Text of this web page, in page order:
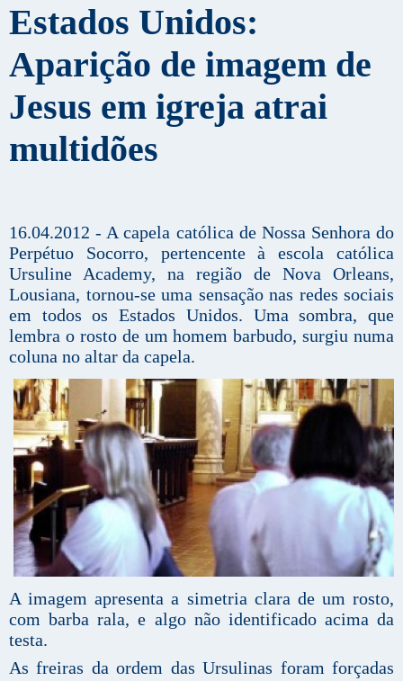
Estados Unidos:
Aparição de imagem de
Jesus em igreja atrai
multidões
16.04.2012 - A capela católica de Nossa Senhora do
Perpétuo Socorro, pertencente à escola católica
Ursuline Academy, na região de Nova Orleans,
Lousiana, tornou-se uma sensação nas redes sociais
em todos os Estados Unidos. Uma sombra, que
lembra o rosto de um homem barbudo, surgiu numa
coluna no altar da capela.
A imagem apresenta a simetria clara de um rosto,
com barba rala, e algo não identificado acima da
testa.
As freiras da ordem das Ursulinas foram forçadas